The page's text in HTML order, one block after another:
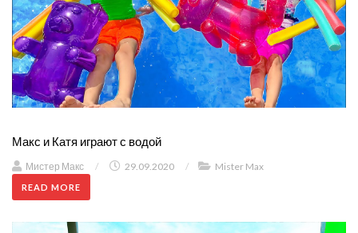
Макс и Катя играют с водой
Мистер Макс / 29.09.2020 / Mister Max
READ MORE